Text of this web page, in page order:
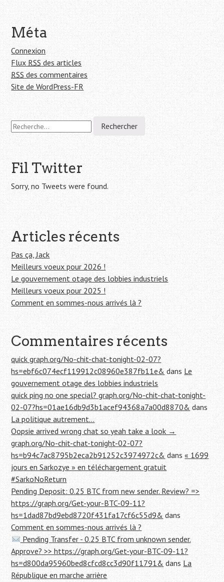
Méta
Connexion
Flux RSS des articles
RSS des commentaires
Site de WordPress-FR
R
e
e
r
c
Fil Twitter
Sorry, no Tweets were found.
Articles récents
Pas ça, Jack
Meilleurs voeux pour 2026 !
Le gouvernement otage des lobbies industriels
Meilleurs voeux pour 2025 !
Comment en sommes-nous arrivés là ?
Commentaires récents
quick graph.org/No-chit-chat-tonight-02-07?
hs=ebf6c074ecf119912c08960e387fb11e&dans Le
gouvernement otage des lobbies industriels
quick ping no one special? graph.org/No-chit-chat-tonight-
02-07?hs=01ae16db9d3b1acef94368a7a00d8870& dans
La politique autrement…
Oopsie arrived wrong chat so yeah take a look →
graph.org/No-chit-chat-tonight-02-07?
hs=b94c7ac8795b2eca2b91252c3974972c& dans« 1699
jours en Sarkozye » en téléchargement gratuit
#SarkoNoReturn
Pending Deposit: 0.25 BTC from new sender. Review? =>
https://graph.org/Get-your-BTC-09-11?
hs=1dad87bd9ebd8720f431fa17cf6c55d9& dans
Comment en sommes-nous arrivés là ?
Pending Transfer - 0.25 BTC from unknown sender.
Approve? >> https://graph.org/Get-your-BTC-09-11?
hs=d800da95960bed8cfcd8cc3d90f11791& dans La
République en marche arrière